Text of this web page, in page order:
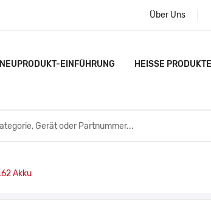
Über Uns
NEUPRODUKT-EINFÜHRUNG HEISSE PRODUKTE
Akku